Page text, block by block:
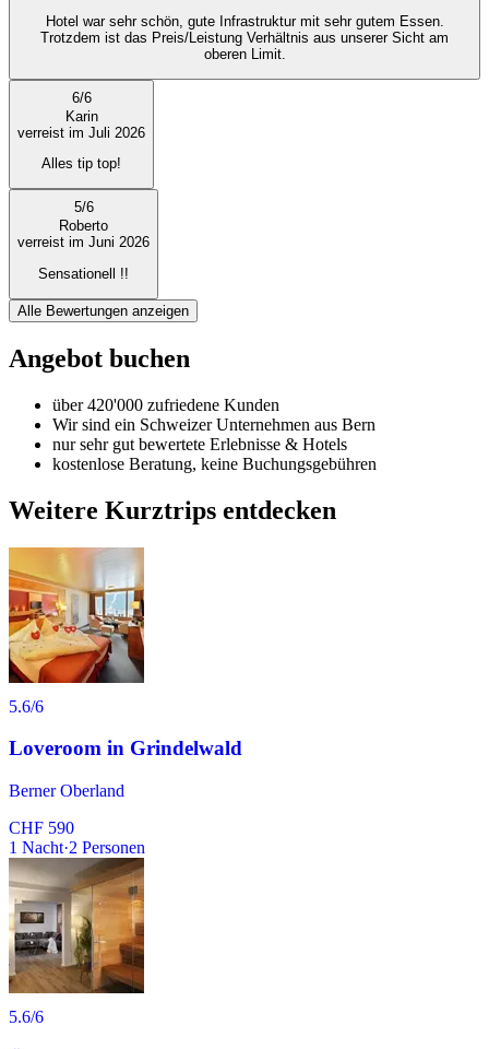
Hotel war sehr schön, gute Infrastruktur mit sehr gutem Essen.
Trotzdem ist das Preis/Leistung Verhältnis aus unserer Sicht am
oberen Limit.
6/6
Karin
verreist im Juli 2026
Alles tip top!
5/6
Roberto
verreist im Juni 2026
Sensationell !!
Alle Bewertungen anzeigen
Angebot buchen
über 420'000 zufriedene Kunden
Wir sind ein Schweizer Unternehmen aus Bern
nur sehr gut bewertete Erlebnisse & Hotels
kostenlose Beratung, keine Buchungsgebühren
Weitere Kurztrips entdecken
5.6/6
Loveroom in Grindelwald
Berner Oberland
CHF 590
1 Nacht·2 Personen
5.6/6